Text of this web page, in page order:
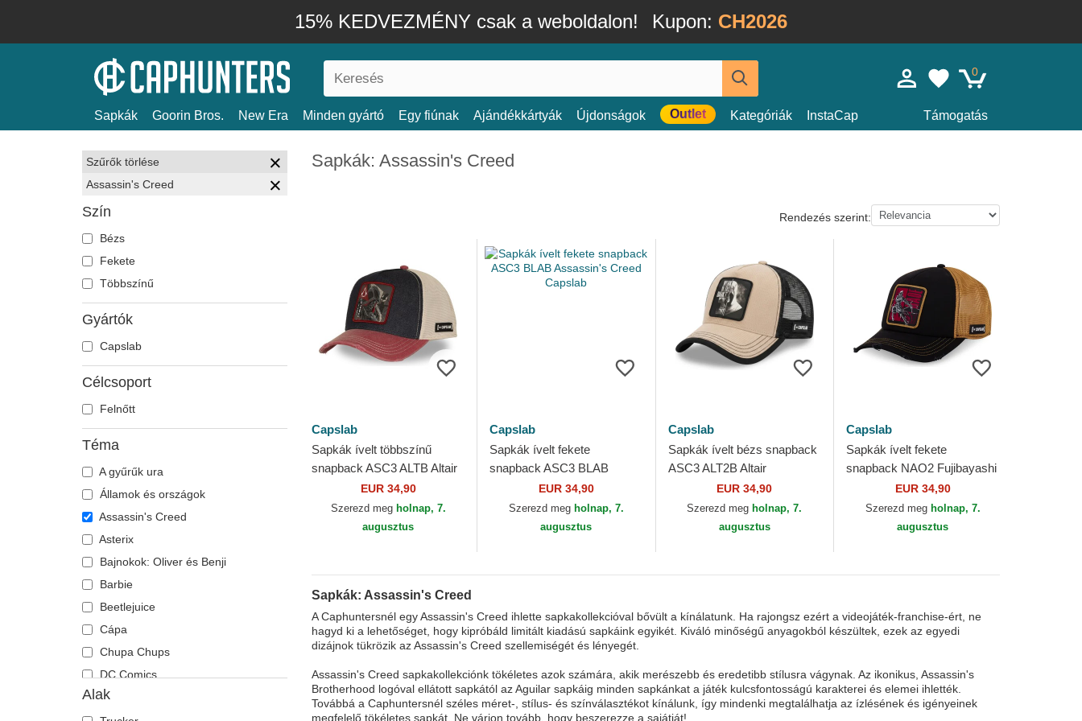
15% KEDVEZMÉNY csak a weboldalon! Kupon: CH2026
0
Sapkák Goorin Bros. New Era Minden gyártó Egy fiúnak Ajándékkártyák Újdonságok Outlet Kategóriák InstaCap Támogatás
Szűrők törlése
Assassin's Creed
Szín
Bézs
Fekete
Többszínű
Gyártók
Capslab
Célcsoport
Felnőtt
Téma
A gyűrűk ura
Államok és országok
Assassin's Creed
Asterix
Bajnokok: Oliver és Benji
Barbie
Beetlejuice
Cápa
Chupa Chups
DC Comics
Disney
Alak
Sapkák: Assassin's Creed
Rendezés szerint:
Capslab
Sapkák ívelt többszínű
snapback ASC3 ALTB Altair
Assassin's Creed Capslab
EUR 34,90
Szerezd meg holnap, 7.
augusztus
Capslab
Sapkák ívelt fekete
snapback ASC3 BLAB
Assassin's Creed Capslab
EUR 34,90
Szerezd meg holnap, 7.
augusztus
Capslab
Sapkák ívelt bézs snapback
ASC3 ALT2B Altair
Assassin's Creed Capslab
EUR 34,90
Szerezd meg holnap, 7.
augusztus
Capslab
Sapkák ívelt fekete
snapback NAO2 Fujibayashi
Naoe Assassin's Creed
Capslab
EUR 34,90
Szerezd meg holnap, 7.
augusztus
Sapkák: Assassin's Creed
A Caphuntersnél egy Assassin's Creed ihlette sapkakollekcióval bővült a kínálatunk. Ha rajongsz ezért a videojáték-franchise-ért, ne
hagyd ki a lehetőséget, hogy kipróbáld limitált kiadású sapkáink egyikét. Kiváló minőségű anyagokból készültek, ezek az egyedi
dizájnok tükrözik az Assassin's Creed szellemiségét és lényegét.
Assassin's Creed sapkakollekciónk tökéletes azok számára, akik merészebb és eredetibb stílusra vágynak. Az ikonikus, Assassin's
Brotherhood logóval ellátott sapkától az Aguilar sapkáig minden sapkánkat a játék kulcsfontosságú karakterei és elemei ihlették.
Továbbá a Caphuntersnél széles méret-, stílus- és színválasztékot kínálunk, így mindenki megtalálhatja az ízlésének és igényeinek
megfelelő tökéletes sapkát. Ne várjon tovább, hogy beszerezze a sajátját!